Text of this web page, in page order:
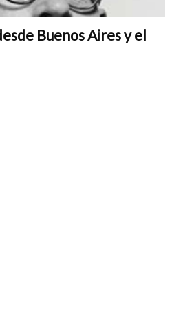
Buenos Aires y el